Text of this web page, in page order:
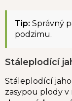
Tip: Správný
podzimu.
Stáleplodící
Stáleplodící
zasypou plody v